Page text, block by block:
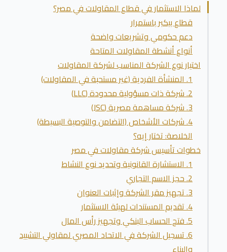
لماذا الاستثمار في قطاع المقاولات في مصر؟
قطاع بيكبر باستمرار
دعم حكومي وتشريعات واضحة
أنواع أنشطة المقاولات المتاحة
اختيار نوع الشركة المناسب لشركة المقاولات
1. المنشأة الفردية (غير مستحبة في المقاولات)
2. شركة ذات مسؤولية محدودة (LLC)
3. شركة مساهمة مصرية (JSC)
4. شركات الأشخاص (التضامن والتوصية البسيطة)
الخلاصة: تختار إيه؟
خطوات تأسيس شركة مقاولات في مصر
1. الاستشارة القانونية وتحديد نوع النشاط
2. حجز الاسم التجاري
3. تجهيز مقر الشركة وإثبات العنوان
4. تقديم المستندات لهيئة الاستثمار
5. فتح الحساب البنكي وتجهيز رأس المال
6. تسجيل الشركة في الاتحاد المصري لمقاولي التشييد
والبناء